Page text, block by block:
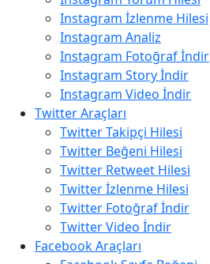
Instagram İzlenme Hilesi
Instagram Analiz
Instagram Fotoğraf İndir
Instagram Story İndir
Instagram Video İndir
Twitter Araçları
Twitter Takipçi Hilesi
Twitter Beğeni Hilesi
Twitter Retweet Hilesi
Twitter İzlenme Hilesi
Twitter Fotoğraf İndir
Twitter Video İndir
Facebook Araçları